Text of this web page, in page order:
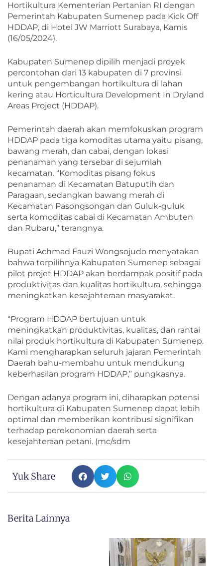
Hortikultura Kementerian Pertanian RI dengan
Pemerintah Kabupaten Sumenep pada Kick Off
HDDAP, di Hotel JW Marriott Surabaya, Kamis
(16/05/2024).
Kabupaten Sumenep dipilih menjadi proyek
percontohan dari 13 kabupaten di 7 provinsi
untuk pengembangan hortikultura di lahan
kering atau Horticultura Development In Dryland
Areas Project (HDDAP).
Pemerintah daerah akan memfokuskan program
HDDAP pada tiga komoditas utama yaitu pisang,
bawang merah, dan cabai, dengan lokasi
penanaman yang tersebar di sejumlah
kecamatan. “Komoditas pisang fokus
penanaman di Kecamatan Batuputih dan
Paragaan, sedangkan bawang merah di
Kecamatan Pasongsongan dan Guluk-guluk
serta komoditas cabai di Kecamatan Ambuten
dan Rubaru,” terangnya.
Bupati Achmad Fauzi Wongsojudo menyatakan
bahwa terpilihnya Kabupaten Sumenep sebagai
pilot projet HDDAP akan berdampak positif pada
produktivitas dan kualitas hortikultura, sehingga
meningkatkan kesejahteraan masyarakat.
“Program HDDAP bertujuan untuk
meningkatkan produktivitas, kualitas, dan rantai
nilai produk hortikultura di Kabupaten Sumenep.
Kami mengharapkan seluruh jajaran Pemerintah
Daerah bahu-membahu untuk mendukung
keberhasilan program HDDAP,” pungkasnya.
Dengan adanya program ini, diharapkan potensi
hortikultura di Kabupaten Sumenep dapat lebih
optimal dan memberikan kontribusi signifikan
terhadap perekonomian daerah serta
kesejahteraan petani. (mc/sdm
Yuk Share
Berita Lainnya